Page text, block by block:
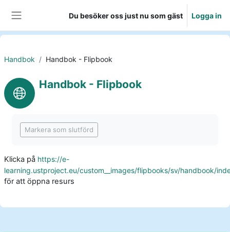
Du besöker oss just nu som gäst Logga in
Handbok Handbok - Flipbook
Handbok - Flipbook
Markera som slutförd
Klicka på https://e-
learning.ustproject.eu/custom__images/flipbooks/sv/handbook/
för att öppna resurs